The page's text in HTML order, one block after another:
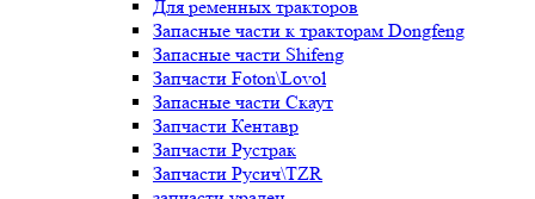
Для ременных тракторов
Запасные части к тракторам Dongfeng
Запасные части Shifeng
Запчасти Foton\Lovol
Запасные части Скаут
Запчасти Кентавр
Запчасти Рустрак
Запчасти Русич\TZR